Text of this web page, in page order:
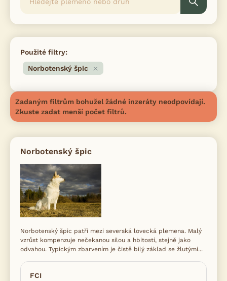
Použité filtry:
Norbotenský špic
Zadaným filtrům bohužel žádné inzeráty neodpovídají.
Zkuste zadat menší počet filtrů.
Norbotenský špic
Norbotenský špic patří mezi severská lovecká plemena. Malý
vzrůst kompenzuje nečekanou silou a hbitostí, stejně jako
odvahou. Typickým zbarvením je čistě bílý základ se žlutými...
FCI